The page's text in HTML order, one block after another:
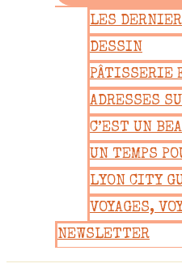
LES
DESSIN
PÂTISSERIE
ADRESSES
C’EST UN
UN TEMPS
LYON CITY
VOYAGES,
NEWSLETTER